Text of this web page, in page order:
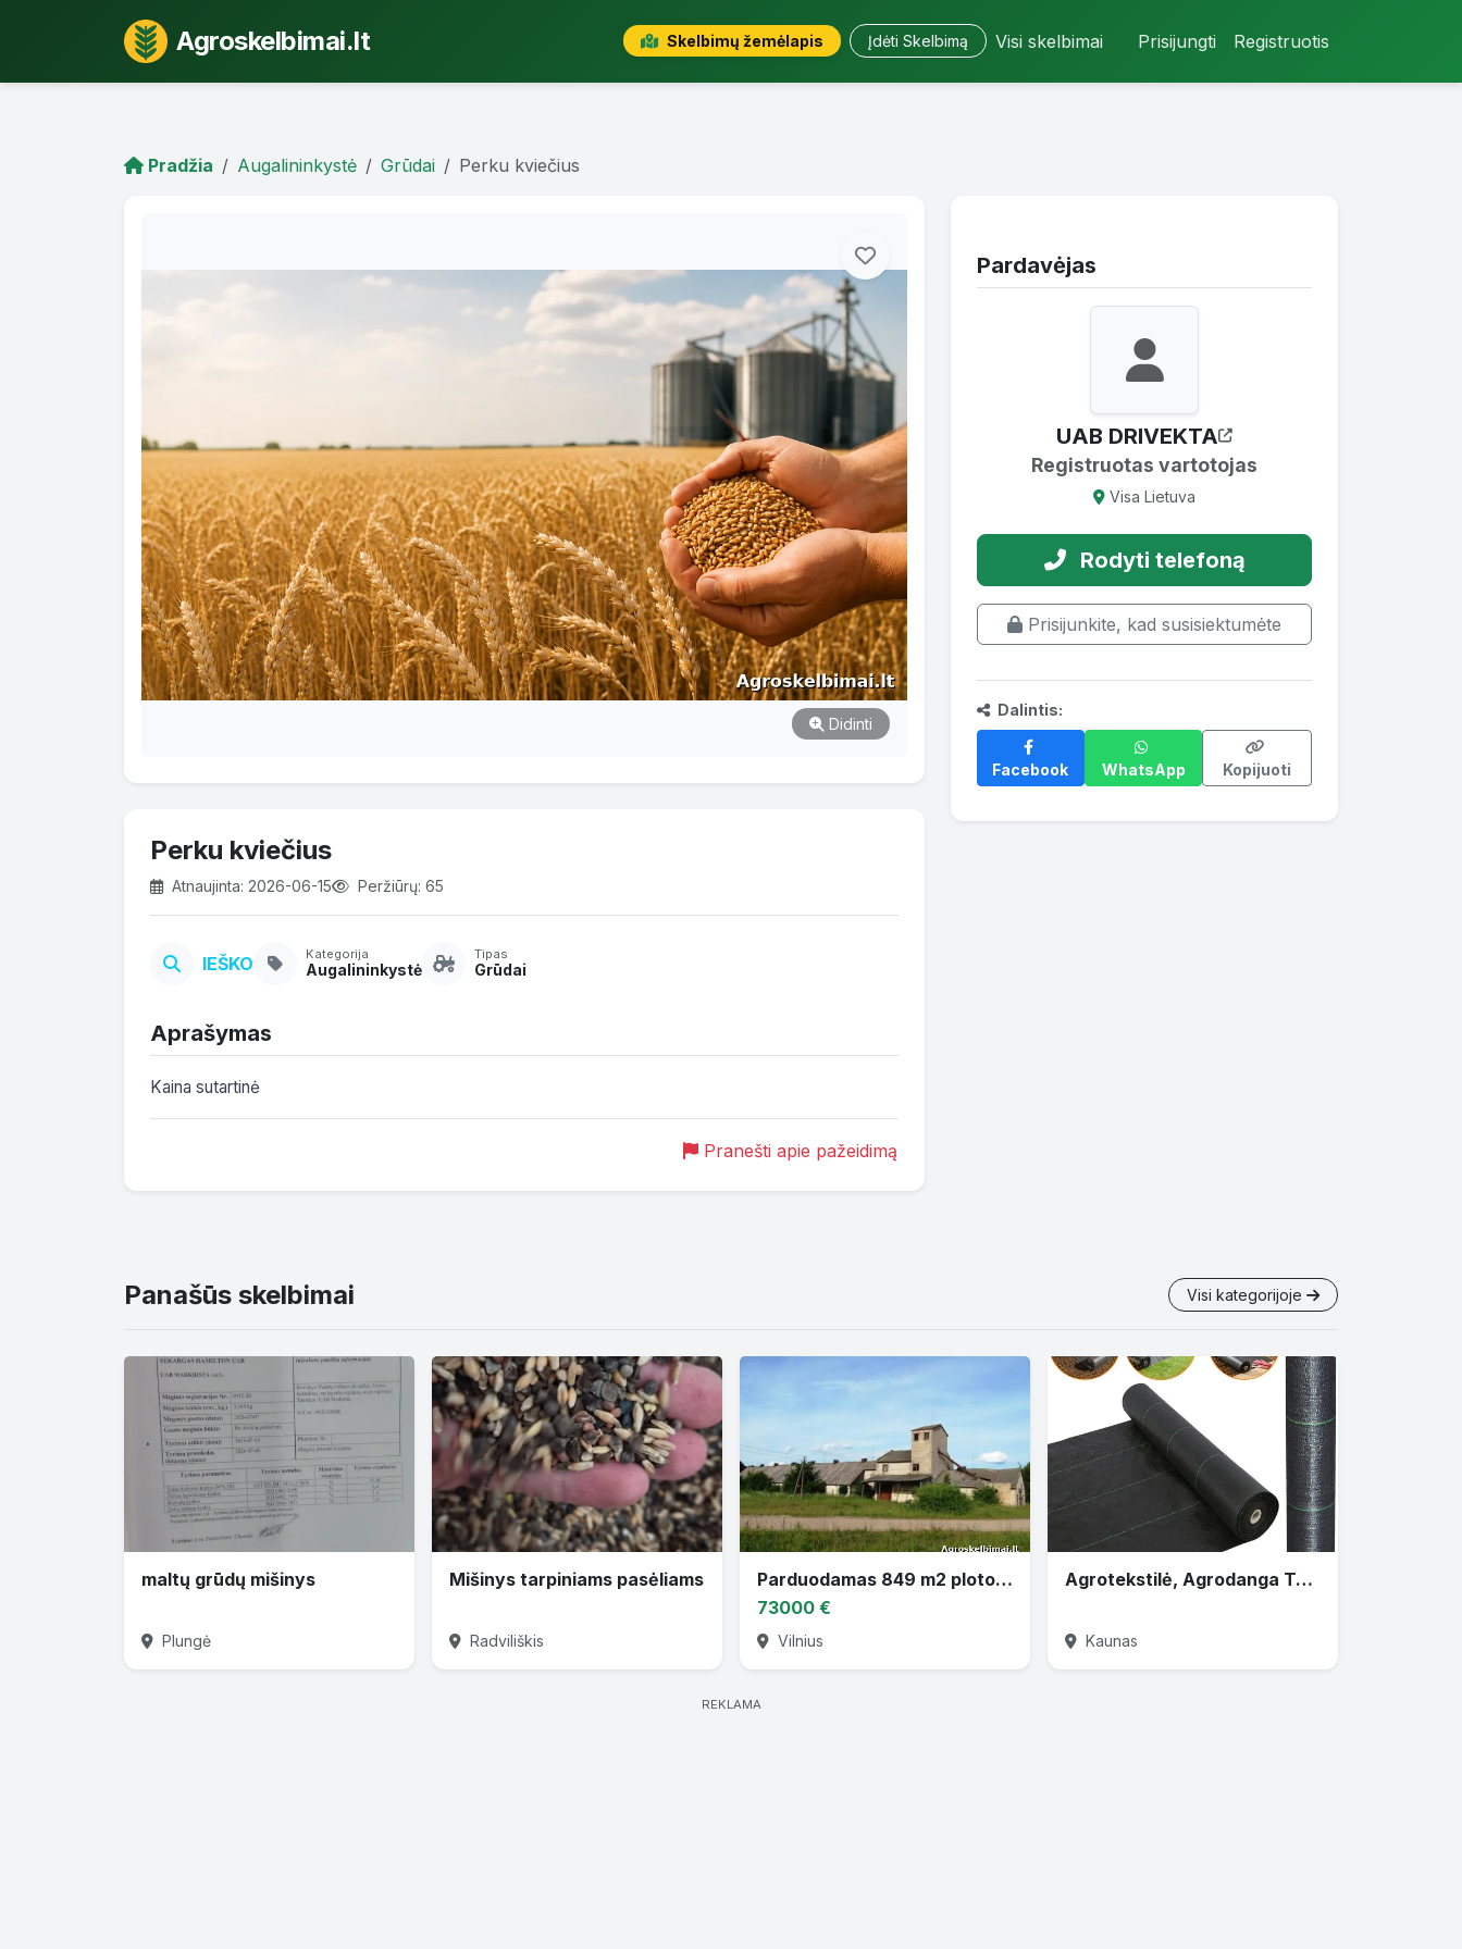
Agroskelbimai.lt Skelbimų žemėlapis Įdėti Skelbimą Visi skelbimai Prisijungti Registruotis
Pradžia Augalininkystė Grūdai Perku kviečius
Didinti
Perku kviečius
Atnaujinta: 2026-06-15 Peržiūrų: 65
IEŠKO Kategorija
Augalininkystė
Tipas
Grūdai
Aprašymas
Kaina sutartinė
Pranešti apie pažeidimą
Pardavėjas
UAB DRIVEKTA
Registruotas vartotojas
Visa Lietuva
Rodyti telefoną
Prisijunkite, kad susisiektumėte
Dalintis:
Facebook WhatsApp Kopijuoti
Panašūs skelbimai Visi kategorijoje
maltų grūdų mišinys
Plungė
Mišinys tarpiniams pasėliams
Radviliškis
Parduodamas 849 m2 ploto mūrinis grūdų sandėlis su žemės sklypu
73000 €
Vilnius
Agrotekstilė, Agrodanga Turime nuo 0,4m iki 4,2 m.pločio + Smaigai
Kaunas
REKLAMA